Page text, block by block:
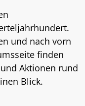
und nach vorn
finden
Aktionen rund
Blick.